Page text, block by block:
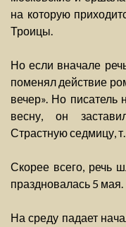
на которую
Троицы.
Но если вначале
поменял действие
вечер». Но писатель
весну, он
Страстную седмицу,
Скорее всего, речь
праздновалась 5 мая.
На среду падает